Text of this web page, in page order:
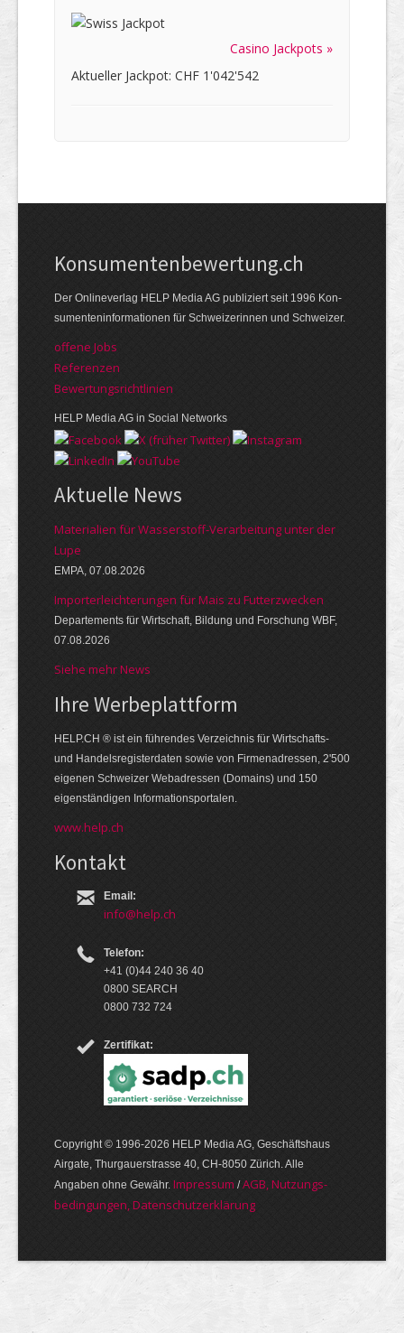
Casino Jackpots »
Aktueller Jackpot: CHF 1'042'542
Kon­su­menten­be­wer­tung.ch
Der Online­verlag HELP Media AG publi­ziert seit 1996 Kon­
su­menten­infor­mationen für Schwei­zerinnen und Schweizer.
offene Jobs
Referenzen
Bewer­tungs­richt­linien
HELP Media AG in Social Networks
Aktuelle News
Materialien für Wasserstoff-Verarbeitung unter der
Lupe
EMPA, 07.08.2026
Importerleichterungen für Mais zu Futterzwecken
Departements für Wirtschaft, Bildung und Forschung WBF,
07.08.2026
Siehe mehr News
Ihre Werbe­platt­form
HELP.CH ® ist ein führendes Ver­zeich­nis für Wirt­schafts-
und Handels­register­daten so­wie von Firmen­adressen, 2'500
eige­nen Schweizer Web­adressen (Domains) und 150
eigen­ständigen Infor­mations­por­talen.
www.help.ch
Kontakt
Email:
info@help.ch
Telefon:
+41 (0)44 240 36 40
0800 SEARCH
0800 732 724
Zertifikat:
Copyright © 1996-2026 HELP Media AG, Geschäftshaus
Airgate, Thurgauer­strasse 40, CH-8050 Zürich. Alle
Angaben ohne Gewähr. Im­pres­sum /AGB, Nut­zungs­
bedin­gungen, Daten­schutz­er­klärung